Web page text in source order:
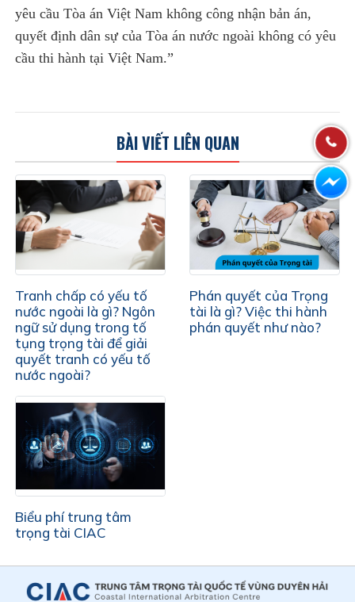
yêu cầu Tòa án Việt Nam không công nhận bản án,
quyết định dân sự của Tòa án nước ngoài không có yêu
cầu thi hành tại Việt Nam.”
BÀI VIẾT LIÊN QUAN
Tranh chấp có yếu tố
nước ngoài là gì? Ngôn
ngữ sử dụng trong tố
tụng trọng tài để giải
quyết tranh có yếu tố
nước ngoài?
Phán quyết của Trọng
tài là gì? Việc thi hành
phán quyết như nào?
Biểu phí trung tâm
trọng tài CIAC